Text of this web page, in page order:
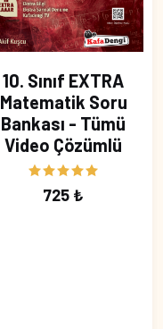
10. Sınıf EXTRA
Matematik Soru
Bankası - Tümü
Video Çözümlü
725 ₺